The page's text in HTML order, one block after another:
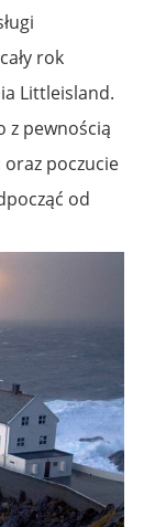
rok
Littleisland.
z pewnością
oraz poczucie
od